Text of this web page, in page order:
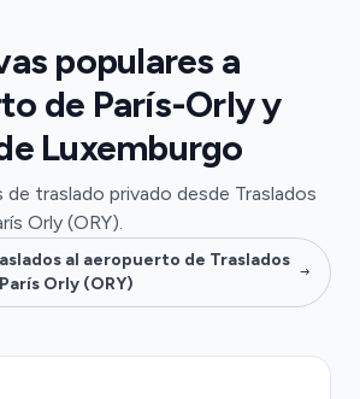
populares a
de París-Orly y
Luxemburgo
de traslado privado desde Traslados
Orly (ORY).
al aeropuerto de Traslados
Orly (ORY)